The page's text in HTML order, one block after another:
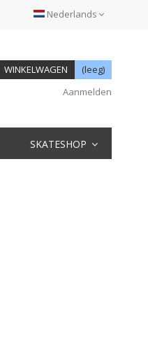
Nederlands
WINKELWAGEN
(leeg)
Aanmelden
SKATESHOP